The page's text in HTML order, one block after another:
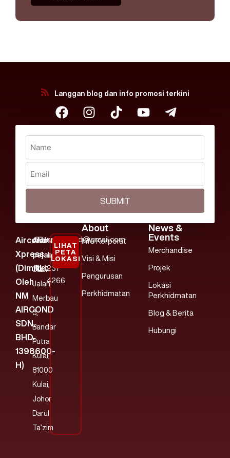
Langgan blog dan info promosi terkini
SUBMIT
Aircond
Xpress
(dimiliki
Oleh
NM
AIRCOND
SDN.
BHD.
1398600-
H)
Alamat
pejabat:
3037.
Jalan
Merbau
3,
Bandar
Putra
Kulai,
81000
Kulai,
Johor
Darul
Ta’zim
nmaircond@gmail.com
+607
231
4266
LIHAT
PETA
LOKASI
About
Info Korporat
Visi & Misi
Pengurusan
Perkhidmatan
News &
Events
Merchandise
Projek
Lokasi
Perkhidmatan
Blog & Berita
Hubungi